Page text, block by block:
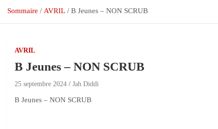
Sommaire AVRIL B Jeunes – NON SCRUB
AVRIL
B Jeunes – NON SCRUB
25 septembre 2024 Jah Diddi
B Jeunes – NON SCRUB